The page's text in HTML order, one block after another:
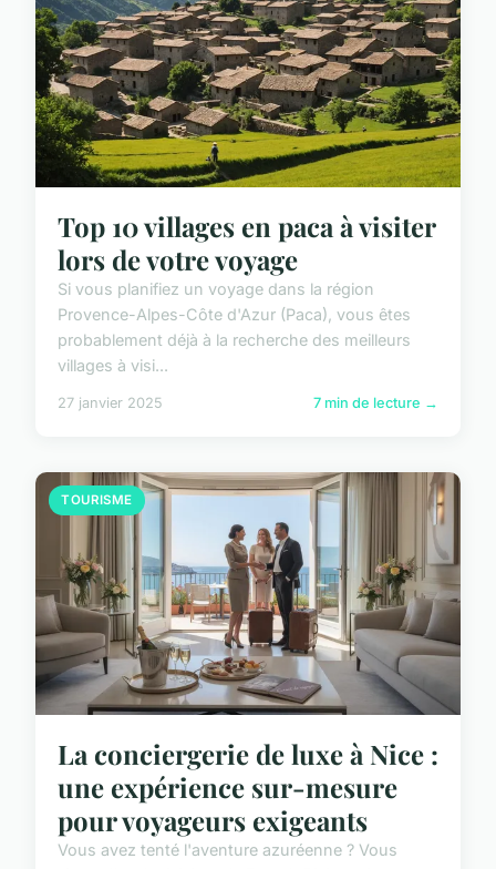
Top 10 villages en paca à visiter
lors de votre voyage
Si vous planifiez un voyage dans la région
Provence-Alpes-Côte d'Azur (Paca), vous êtes
probablement déjà à la recherche des meilleurs
villages à visi...
27 janvier 2025 7 min de lecture →
TOURISME
La conciergerie de luxe à Nice :
une expérience sur-mesure
pour voyageurs exigeants
Vous avez tenté l'aventure azuréenne ? Vous